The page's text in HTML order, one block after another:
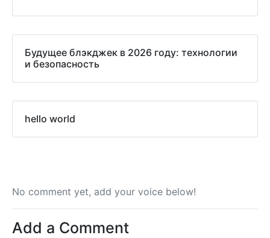
Будущее блэкджек в 2026 году: технологии
и безопасность
hello world
No comment yet, add your voice below!
Add a Comment